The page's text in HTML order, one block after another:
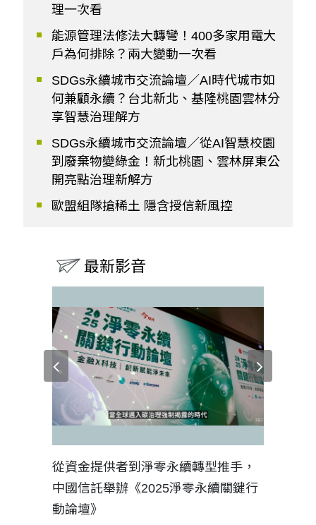
理一次看
能源管理法修法大轉彎！400多家用電大
戶為何排除？兩大變動一次看
SDGs永續城市交流論壇／AI時代城市如
何兼顧永續？台北新北、基隆桃園雲林分
享智慧治理解方
SDGs永續城市交流論壇／從AI智慧校園
到廢棄物變綠金！新北桃園、雲林屏東公
開亮點治理新解方
歐盟組隊搶稀土 隱含授信新風控
最新影音
從資金提供者到淨零永續轉型推手，
中國信託舉辦《2025淨零永續關鍵行
動論壇》